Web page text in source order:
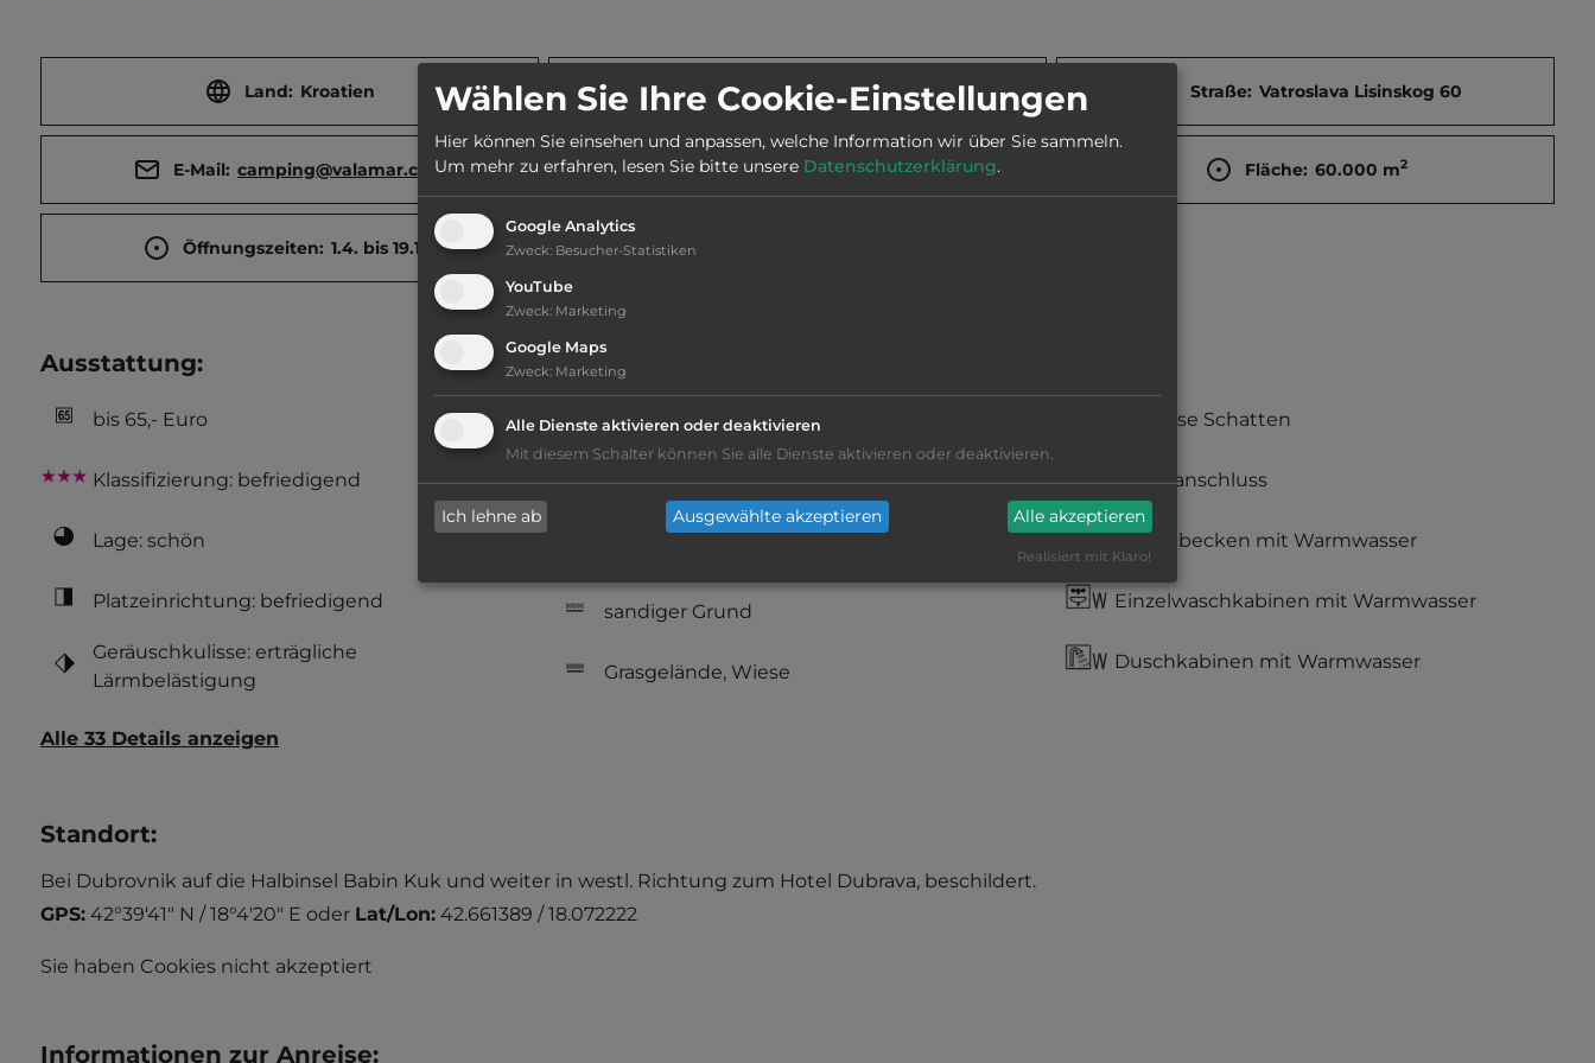
Land: Kroatien Stadt: 20000 Dubrovnik Straße: Vatroslava Lisinskog 60
E-Mail: camping@valamar.com Webseite: www.camping-adriatic.com Fläche: 60.000 m2
Öffnungszeiten: 1.4. bis 19.10.
Ausstattung:
bis 65,- Euro
Klassifizierung: befriedigend
Lage: schön
Platzeinrichtung: befriedigend
Geräuschkulisse: erträgliche
Lärmbelästigung
Hygiene: befriedigend
Annehmlichkeiten fehlen
sandiger Grund
Grasgelände, Wiese
teilweise Schatten
Stromanschluss
Waschbecken mit Warmwasser
Einzelwaschkabinen mit Warmwasser
Duschkabinen mit Warmwasser
Alle 33 Details anzeigen
Standort:
Bei Dubrovnik auf die Halbinsel Babin Kuk und weiter in westl. Richtung zum Hotel Dubrava, beschildert.
GPS: 42°39'41" N / 18°4'20" E oder Lat/Lon: 42.661389 / 18.072222
Sie haben Cookies nicht akzeptiert
Informationen zur Anreise:
Wählen Sie Ihre Cookie-Einstellungen
Hier können Sie einsehen und anpassen, welche Information wir über Sie sammeln.
Um mehr zu erfahren, lesen Sie bitte unsere Datenschutzerklärung.
Google Analytics
Zweck: Besucher-Statistiken
YouTube
Zweck: Marketing
Google Maps
Zweck: Marketing
Alle Dienste aktivieren oder deaktivieren
Mit diesem Schalter können Sie alle Dienste aktivieren oder deaktivieren.
Ich lehne ab Ausgewählte akzeptieren Alle akzeptieren
Realisiert mit Klaro!